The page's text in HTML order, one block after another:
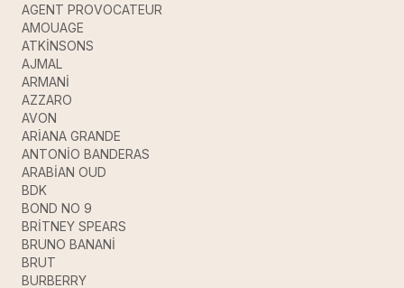
AGENT PROVOCATEUR
AMOUAGE
ATKİNSONS
AJMAL
ARMANİ
AZZARO
AVON
ARİANA GRANDE
ANTONİO BANDERAS
ARABİAN OUD
BDK
BOND NO 9
BRİTNEY SPEARS
BRUNO BANANİ
BRUT
BURBERRY